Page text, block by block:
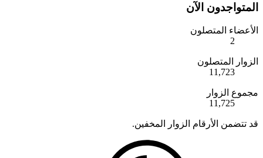
المتواجدون الآن
الأعضاء المتصلون
2
الزوار المتصلون
11,723
مجموع الزوار
11,725
قد تتضمن الأرقام الزوار المخفين.